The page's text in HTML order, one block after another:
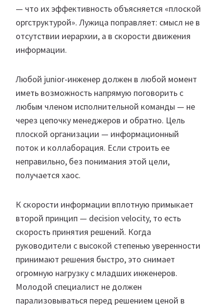
— что их эффективность объясняется «плоской
оргструктурой». Лужица поправляет: смысл не в
отсутствии иерархии, а в скорости движения
информации.
Любой junior-инженер должен в любой момент
иметь возможность напрямую поговорить с
любым членом исполнительной команды — не
через цепочку менеджеров и обратно. Цель
плоской организации — информационный
поток и коллаборация. Если строить ее
неправильно, без понимания этой цели,
получается хаос.
К скорости информации вплотную примыкает
второй принцип — decision velocity, то есть
скорость принятия решений. Когда
руководители с высокой степенью уверенности
принимают решения быстро, это снимает
огромную нагрузку с младших инженеров.
Молодой специалист не должен
парализовываться перед решением ценой в